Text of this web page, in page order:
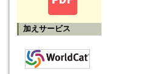
加えサービス